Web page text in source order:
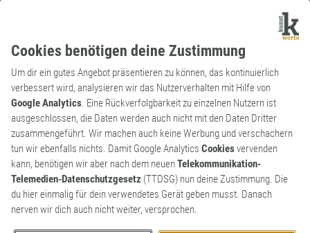
Cookies benötigen deine Zustimmung
Um dir ein gutes Angebot präsentieren zu können, das kontinuierlich
verbessert wird, analysieren wir das Nutzerverhalten mit Hilfe von
Google Analytics. Eine Rückverfolgbarkeit zu einzelnen Nutzern ist
ausgeschlossen, die Daten werden auch nicht mit den Daten Dritter
zusammengeführt. Wir machen auch keine Werbung und verschachern
tun wir ebenfalls nichts. Damit Google Analytics Cookiesvervenden
kann, benötigen wir aber nach dem neuenTelekommunikation-
Telemedien-Datenschutzgesetz (TTDSG) nun deine Zustimmung. Die
du hier einmalig für dein verwendetes Gerät geben musst. Danach
nerven wir dich auch nicht weiter, versprochen.
Archaismus
Adjektiv
ge­har­nischt
Eine Rüstung (Harnisch) tragend, mit
einem Harnisch versehen sein. Auch
verwendet als erbost, aufgebracht,